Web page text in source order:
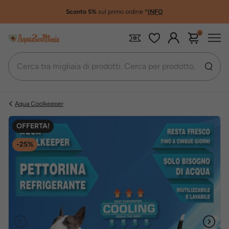
Sconto 5% sul primo ordine *INFO
0
Aqua Coolkeeper
OFFERTA!
-25%
Precedente